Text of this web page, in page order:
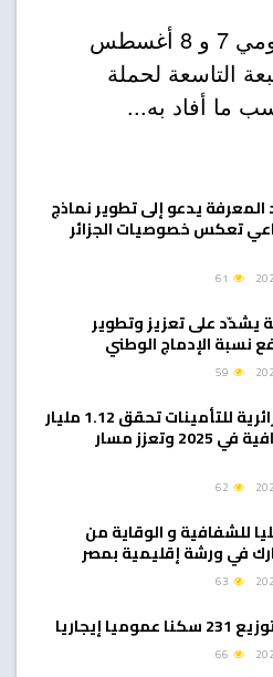
تنظم ولاية الجزائر يومي 7 و 8 أغسطس
التاسعة لحملة
ما أفاد به...
المعرفة يدعو إلى تطوير نماذج
تعكس خصوصيات الجزائر
يشدّد على تعزيز وتطوير
نسبة الإدماج الوطني
الشركة الجزائرية للتأمينات تحقق 1.12 مليار
دج أرباحا صافية في 2025 وتعزز مسار
للشفافية و الوقاية من
في ورشة إقليمية بمصر
إيجاريا